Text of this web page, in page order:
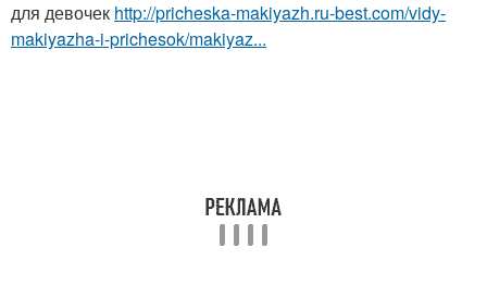
для девочек http://pricheska-makiyazh.ru-best.com/vidy-
makiyazha-i-prichesok/makiyaz...